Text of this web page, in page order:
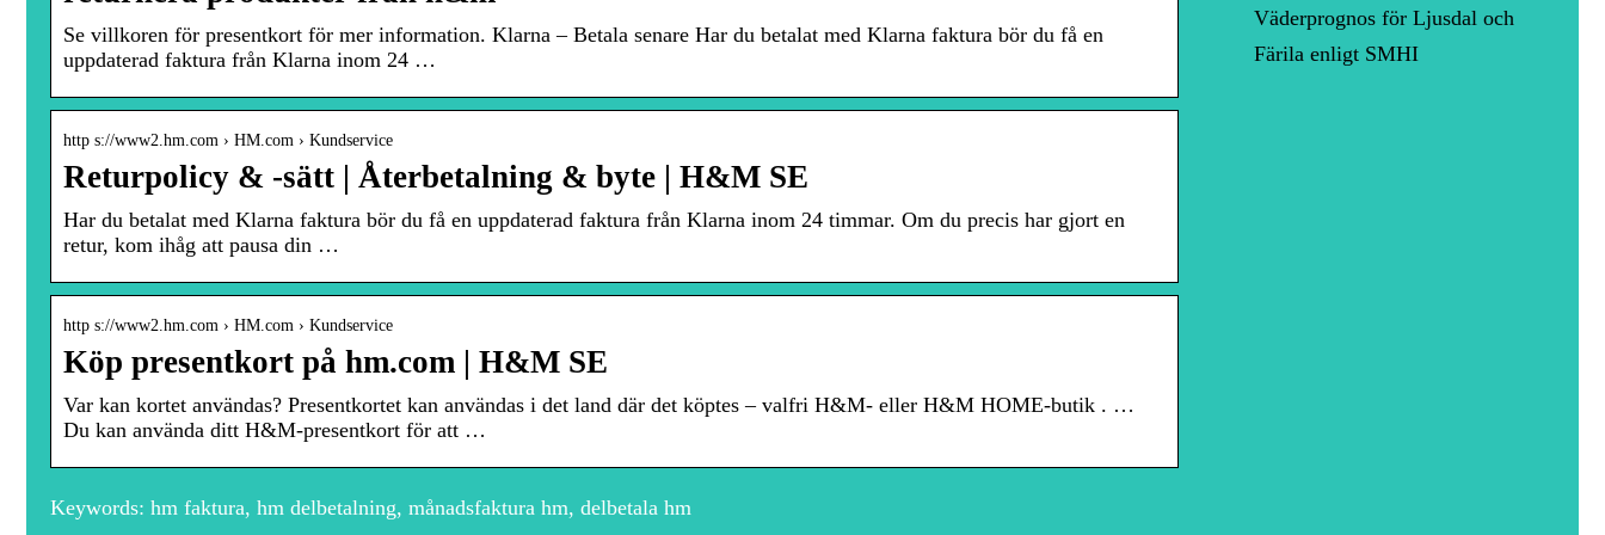
Se villkoren för presentkort för mer information. Klarna – Betala senare​ Har du betalat med Klarna faktura bör du få en
uppdaterad faktura från Klarna inom 24 …
http s://www2.hm.com › HM.com › Kundservice
Returpolicy & -sätt | Återbetalning & byte | H&M SE
Har du betalat med Klarna faktura bör du få en uppdaterad faktura från Klarna inom 24 timmar. Om du precis har gjort en
retur, kom ihåg att pausa din …
http s://www2.hm.com › HM.com › Kundservice
Köp presentkort på hm.com | H&M SE
Var kan kortet användas? Presentkortet kan användas i det land där det köptes – valfri H&M- eller H&M HOME-butik . …
Du kan använda ditt H&M-presentkort för att …
Keywords: hm faktura, hm delbetalning, månadsfaktura hm, delbetala hm
Väderprognos för Ljusdal och
Färila enligt SMHI